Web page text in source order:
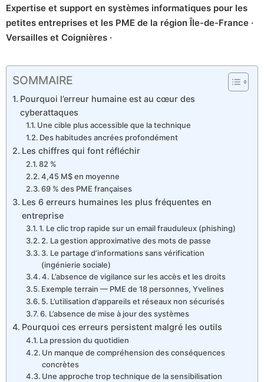
Expertise et support en systèmes informatiques pour les
petites entreprises et les PME de la région Île-de-France ·
Versailles et Coignières ·
SOMMAIRE
Pourquoi l’erreur humaine est au cœur des
cyberattaques
Une cible plus accessible que la technique
Des habitudes ancrées profondément
Les chiffres qui font réfléchir
82 %
4,45 M$ en moyenne
69 % des PME françaises
Les 6 erreurs humaines les plus fréquentes en
entreprise
1. Le clic trop rapide sur un email frauduleux (phishing)
2. La gestion approximative des mots de passe
3. Le partage d’informations sans vérification
(ingénierie sociale)
4. L’absence de vigilance sur les accès et les droits
Exemple terrain — PME de 18 personnes, Yvelines
5. L’utilisation d’appareils et réseaux non sécurisés
6. L’absence de mise à jour des systèmes
Pourquoi ces erreurs persistent malgré les outils
La pression du quotidien
Un manque de compréhension des conséquences
concrètes
Une approche trop technique de la sensibilisation